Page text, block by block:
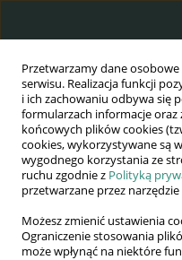
Przetwarzamy dane
serwisu. Realizacja funkcji
i ich zachowaniu odbywa się
formularzach informacje oraz
końcowych plików cookies
cookies, wykorzystywane są
wygodnego korzystania ze
ruchu zgodnie z Polityką
przetwarzane przez
Możesz zmienić ustawienia
Ograniczenie stosowania
może wpłynąć na niektóre
AWSGE
Akademia Nauk
WSGE
im. Alcide De Gasperi